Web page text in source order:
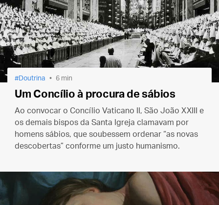
Doutrina 6 min
Um Concílio à procura de sábios
Ao convocar o Concílio Vaticano II, São João XXIII e
os demais bispos da Santa Igreja clamavam por
homens sábios, que soubessem ordenar “as novas
descobertas” conforme um justo humanismo.